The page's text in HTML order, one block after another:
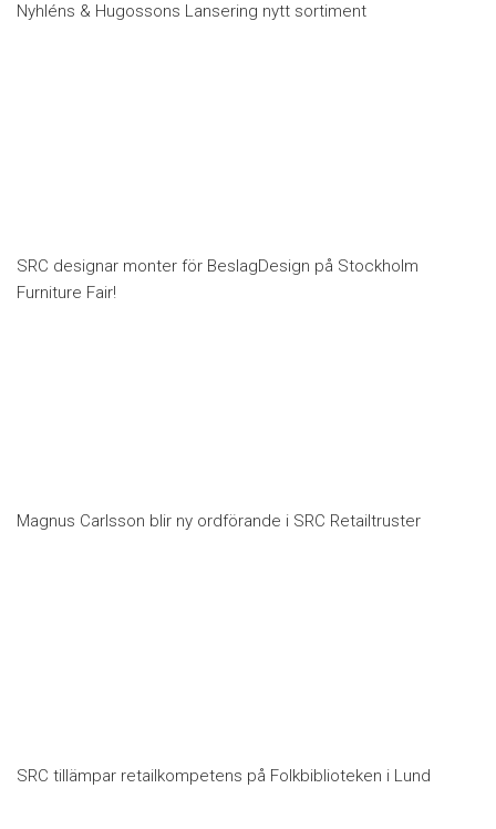
Nyhléns & Hugossons Lansering nytt sortiment
SRC designar monter för BeslagDesign på Stockholm
Furniture Fair!
Magnus Carlsson blir ny ordförande i SRC Retailtruster
SRC tillämpar retailkompetens på Folkbiblioteken i Lund